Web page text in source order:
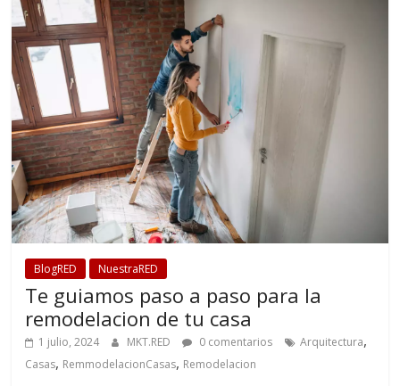
BlogRED NuestraRED
Te guiamos paso a paso para la
remodelacion de tu casa
1 julio, 2024 MKT.RED 0 comentarios Arquitectura,
Casas, RemmodelacionCasas, Remodelacion